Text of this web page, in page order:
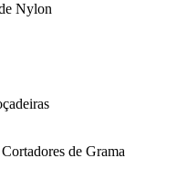
Nylon
de Grama